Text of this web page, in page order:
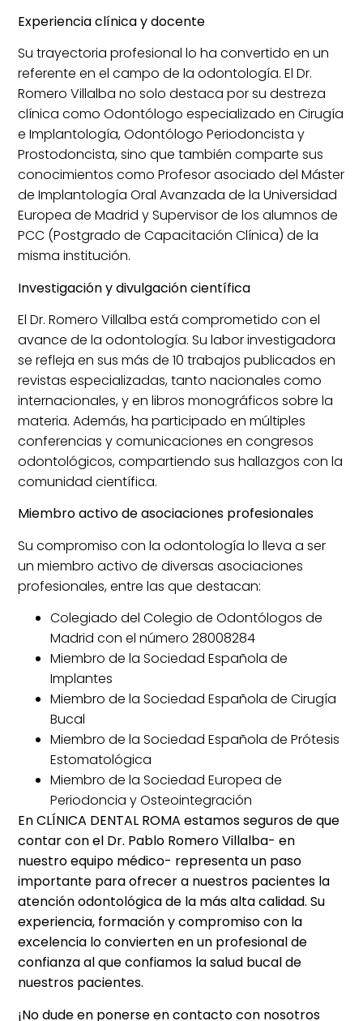
Experiencia clínica y docente
Su trayectoria profesional lo ha convertido en un
referente en el campo de la odontología. El Dr.
Romero Villalba no solo destaca por su destreza
clínica como Odontólogo especializado en Cirugía
e Implantología, Odontólogo Periodoncista y
Prostodoncista, sino que también comparte sus
conocimientos como Profesor asociado del Máster
de Implantología Oral Avanzada de la Universidad
Europea de Madrid y Supervisor de los alumnos de
PCC (Postgrado de Capacitación Clínica) de la
misma institución.
Investigación y divulgación científica
El Dr. Romero Villalba está comprometido con el
avance de la odontología. Su labor investigadora
se refleja en sus más de 10 trabajos publicados en
revistas especializadas, tanto nacionales como
internacionales, y en libros monográficos sobre la
materia. Además, ha participado en múltiples
conferencias y comunicaciones en congresos
odontológicos, compartiendo sus hallazgos con la
comunidad científica.
Miembro activo de asociaciones profesionales
Su compromiso con la odontología lo lleva a ser
un miembro activo de diversas asociaciones
profesionales, entre las que destacan:
Colegiado del Colegio de Odontólogos de
Madrid con el número 28008284
Miembro de la Sociedad Española de
Implantes
Miembro de la Sociedad Española de Cirugía
Bucal
Miembro de la Sociedad Española de Prótesis
Estomatológica
Miembro de la Sociedad Europea de
Periodoncia y Osteointegración
En CLÍNICA DENTAL ROMA estamos seguros de que
contar con el Dr. Pablo Romero Villalba- en
nuestro equipo médico- representa un paso
importante para ofrecer a nuestros pacientes la
atención odontológica de la más alta calidad. Su
experiencia, formación y compromiso con la
excelencia lo convierten en un profesional de
confianza al que confiamos la salud bucal de
nuestros pacientes.
¡No dude en ponerse en contacto con nosotros